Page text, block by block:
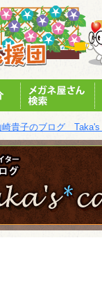
崎貴子のブログ Taka's